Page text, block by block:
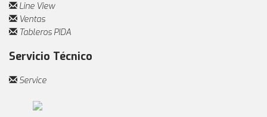
Line View
Ventas
Tableros PIDA
Servicio Técnico
Service